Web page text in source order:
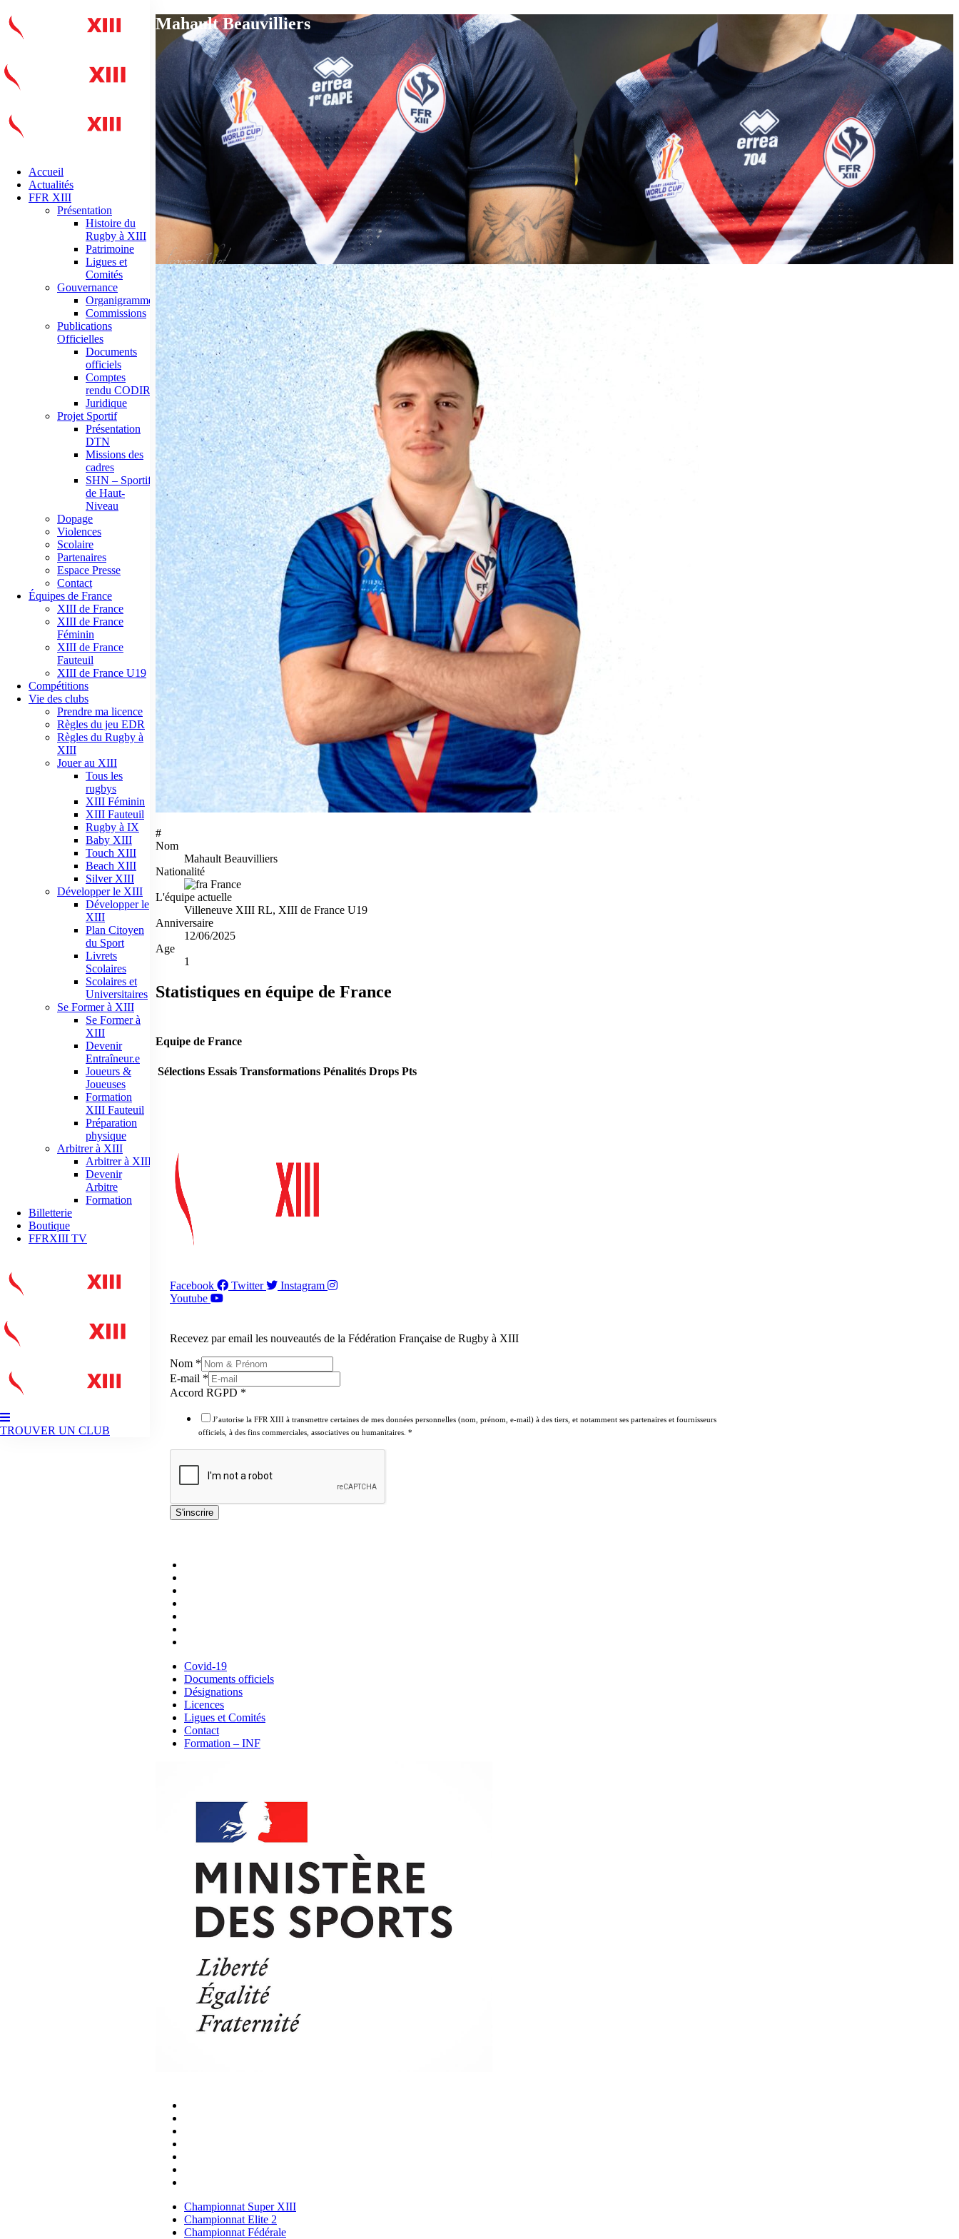
Accueil
Actualités
FFR XIII
Présentation
Histoire du
Rugby à XIII
Patrimoine
Ligues et
Comités
Gouvernance
Organigramme
Commissions
Publications
Officielles
Documents
officiels
Comptes
rendu CODIR
Juridique
Projet Sportif
Présentation
DTN
Missions des
cadres
SHN – Sportif
de Haut-
Niveau
Dopage
Violences
Scolaire
Partenaires
Espace Presse
Contact
Équipes de France
XIII de France
XIII de France
Féminin
XIII de France
Fauteuil
XIII de France U19
Compétitions
Vie des clubs
Prendre ma licence
Règles du jeu EDR
Règles du Rugby à
XIII
Jouer au XIII
Tous les
rugbys
XIII Féminin
XIII Fauteuil
Rugby à IX
Baby XIII
Touch XIII
Beach XIII
Silver XIII
Développer le XIII
Développer le
XIII
Plan Citoyen
du Sport
Livrets
Scolaires
Scolaires et
Universitaires
Se Former à XIII
Se Former à
XIII
Devenir
Entraîneur.e
Joueurs &
Joueuses
Formation
XIII Fauteuil
Préparation
physique
Arbitrer à XIII
Arbitrer à XIII
Devenir
Arbitre
Formation
Billetterie
Boutique
FFRXIII TV
TROUVER UN CLUB
Mahault Beauvilliers
#
Nom
Mahault Beauvilliers
Nationalité
France
L'équipe actuelle
Villeneuve XIII RL, XIII de France U19
Anniversaire
12/06/2025
Age
1
Statistiques en équipe de France
Equipe de France
Sélections Essais Transformations Pénalités Drops Pts
Facebook Twitter
Instagram
Youtube
Recevez par email les nouveautés de la Fédération Française de Rugby à XIII
Nom *
E-mail *
Accord RGPD *
J’autorise la FFR XIII à transmettre certaines de mes données personnelles (nom, prénom, e-mail) à des tiers, et notamment ses partenaires et fournisseurs
officiels, à des fins commerciales, associatives ou humanitaires. *
S'inscrire
Covid-19
Documents officiels
Désignations
Licences
Ligues et Comités
Contact
Formation – INF
Championnat Super XIII
Championnat Elite 2
Championnat Fédérale